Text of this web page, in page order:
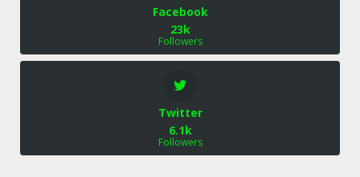
Facebook
23k
Followers
Twitter
6.1k
Followers